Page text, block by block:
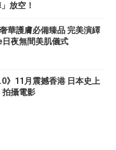
放空！
華護膚必備臻品 完美演繹
夜無間美肌儀式
》11月震撼香港 日本史上
攝電影